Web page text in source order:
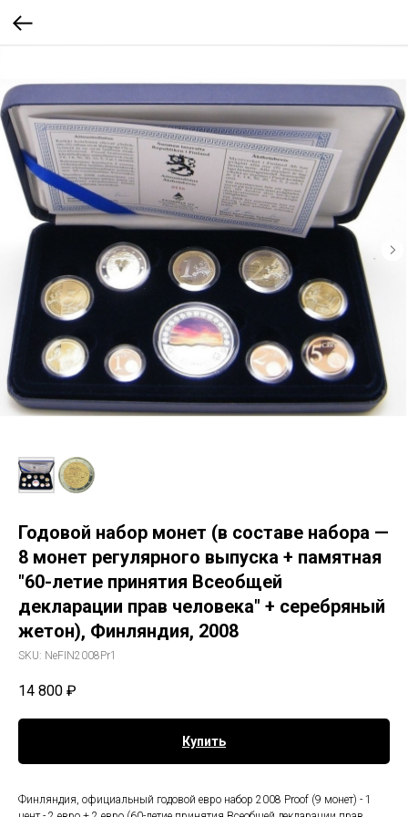
Годовой набор монет (в составе набора —
8 монет регулярного выпуска + памятная
"60-летие принятия Всеобщей
декларации прав человека" + серебряный
жетон), Финляндия, 2008
SKU: NeFIN2008Pr1
14 800 ₽
Купить
Финляндия, официальный годовой евро набор 2008 Proof (9 монет) - 1